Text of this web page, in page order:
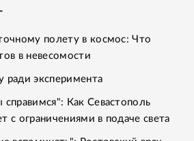
полету в космос: Что
в невесомости
ради эксперимента
Как Севастополь
с ограничениями в подаче света